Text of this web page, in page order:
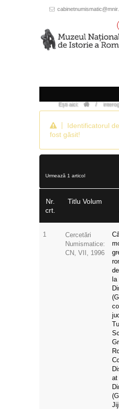
Ești aici: /
Identificatorul
fost găsit!
Urmează 1 articol
Nr.
crt.
Titlu Volum
1
Cercetări
Numismatice:
CN, VII, 1996
la
at